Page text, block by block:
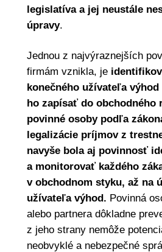
legislatíva a jej neustále
úpravy.
Jednou z najvýraznejších
firmám vznikla, je
konečného užívateľa výhod
ho zapísať do obchodného
povinné osoby podľa
legalizácie príjmov z
navyše bola aj povinnosť
a monitorovať každého
v obchodnom styku, až na
užívateľa výhod. Povinná
alebo partnera dôkladne
z jeho strany nemôže
neobvyklé a nebezpečné